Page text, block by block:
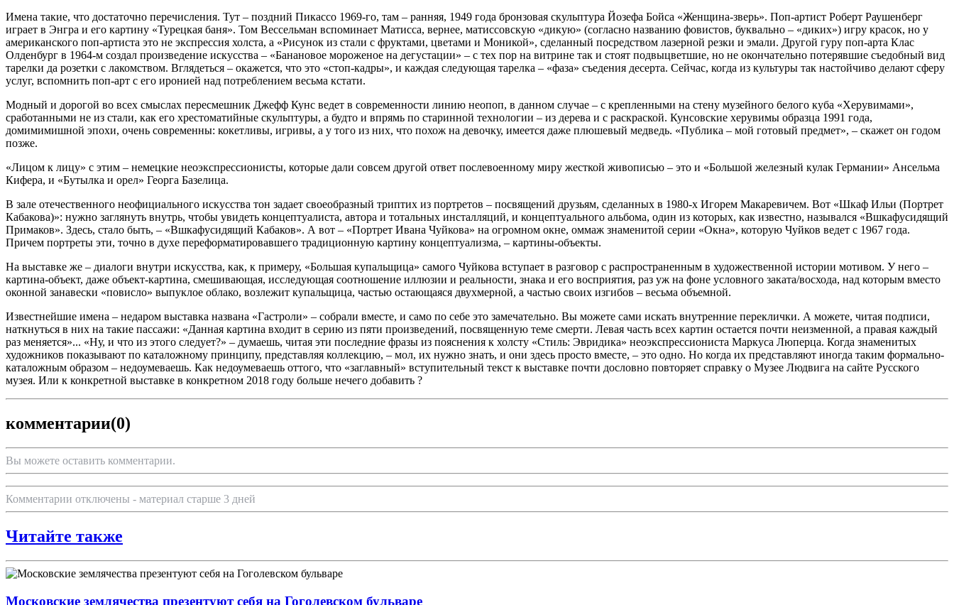
Имена такие, что достаточно перечисления. Тут – поздний Пикассо 1969-го, там – ранняя, 1949 года бронзовая скульптура Йозефа Бойса «Женщина-зверь». Поп-артист Роберт Раушенберг
играет в Энгра и его картину «Турецкая баня». Том Вессельман вспоминает Матисса, вернее, матиссовскую «дикую» (согласно названию фовистов, буквально – «диких») игру красок, но у
американского поп-артиста это не экспрессия холста, а «Рисунок из стали с фруктами, цветами и Моникой», сделанный посредством лазерной резки и эмали. Другой гуру поп-арта Клас
Олденбург в 1964-м создал произведение искусства – «Банановое мороженое на дегустации» – с тех пор на витрине так и стоят подвыцветшие, но не окончательно потерявшие съедобный вид
тарелки да розетки с лакомством. Вглядеться – окажется, что это «стоп-кадры», и каждая следующая тарелка – «фаза» съедения десерта. Сейчас, когда из культуры так настойчиво делают сферу
услуг, вспомнить поп-арт с его иронией над потреблением весьма кстати.
Модный и дорогой во всех смыслах пересмешник Джефф Кунс ведет в современности линию неопоп, в данном случае – с крепленными на стену музейного белого куба «Херувимами»,
сработанными не из стали, как его хрестоматийные скульптуры, а будто и впрямь по старинной технологии – из дерева и с раскраской. Кунсовские херувимы образца 1991 года,
домимимишной эпохи, очень современны: кокетливы, игривы, а у того из них, что похож на девочку, имеется даже плюшевый медведь. «Публика – мой готовый предмет», – скажет он годом
позже.
«Лицом к лицу» с этим – немецкие неоэкспрессионисты, которые дали совсем другой ответ послевоенному миру жесткой живописью – это и «Большой железный кулак Германии» Ансельма
Кифера, и «Бутылка и орел» Георга Базелица.
В зале отечественного неофициального искусства тон задает своеобразный триптих из портретов – посвящений друзьям, сделанных в 1980-х Игорем Макаревичем. Вот «Шкаф Ильи (Портрет
Кабакова)»: нужно заглянуть внутрь, чтобы увидеть концептуалиста, автора и тотальных инсталляций, и концептуального альбома, один из которых, как известно, назывался «Вшкафусидящий
Примаков». Здесь, стало быть, – «Вшкафусидящий Кабаков». А вот – «Портрет Ивана Чуйкова» на огромном окне, оммаж знаменитой серии «Окна», которую Чуйков ведет с 1967 года.
Причем портреты эти, точно в духе переформатировавшего традиционную картину концептуализма, – картины-объекты.
На выставке же – диалоги внутри искусства, как, к примеру, «Большая купальщица» самого Чуйкова вступает в разговор с распространенным в художественной истории мотивом. У него –
картина-объект, даже объект-картина, смешивающая, исследующая соотношение иллюзии и реальности, знака и его восприятия, раз уж на фоне условного заката/восхода, над которым вместо
оконной занавески «повисло» выпуклое облако, возлежит купальщица, частью остающаяся двухмерной, а частью своих изгибов – весьма объемной.
Известнейшие имена – недаром выставка названа «Гастроли» – собрали вместе, и само по себе это замечательно. Вы можете сами искать внутренние переклички. А можете, читая подписи,
наткнуться в них на такие пассажи: «Данная картина входит в серию из пяти произведений, посвященную теме смерти. Левая часть всех картин остается почти неизменной, а правая каждый
раз меняется»... «Ну, и что из этого следует?» – думаешь, читая эти последние фразы из пояснения к холсту «Стиль: Эвридика» неоэкспрессиониста Маркуса Люперца. Когда знаменитых
художников показывают по каталожному принципу, представляя коллекцию, – мол, их нужно знать, и они здесь просто вместе, – это одно. Но когда их представляют иногда таким формально-
каталожным образом – недоумеваешь. Как недоумеваешь оттого, что «заглавный» вступительный текст к выставке почти дословно повторяет справку о Музее Людвига на сайте Русского
музея. Или к конкретной выставке в конкретном 2018 году больше нечего добавить ?
комментарии(0)
Вы можете оставить комментарии.
Комментарии отключены - материал старше 3 дней
Читайте также
Московские землячества презентуют себя на Гоголевском бульваре